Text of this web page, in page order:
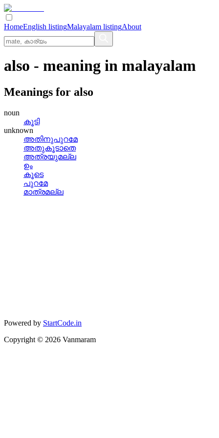
HomeEnglish listingMalayalam listingAbout
also - meaning in malayalam
Meanings for also
noun
കൂടി
unknown
അതിനുപുറമേ
അതുകൂടാതെ
അത്രയുമല്ല
ഉം
കൂടെ
പുറമേ
മാത്രമല്ല
Powered by StartCode.in
Copyright © 2026 Vanmaram